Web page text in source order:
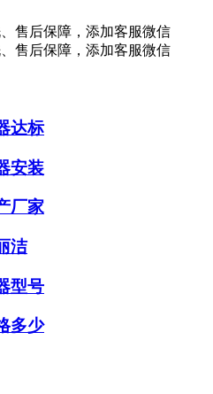
达标
安装
厂家
洁
型号
多少